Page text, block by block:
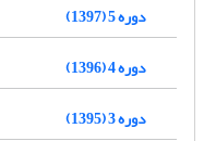
دوره 5 (1397)
دوره 4 (1396)
دوره 3 (1395)